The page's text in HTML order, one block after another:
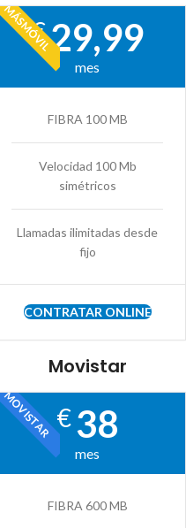
MÁSMÓVIL
€29,99
mes
FIBRA 100 MB
Velocidad 100 Mb
simétricos
Llamadas ilimitadas desde
fijo
CONTRATAR ONLINE
Movistar
MOVISTAR€38
mes
FIBRA 600 MB